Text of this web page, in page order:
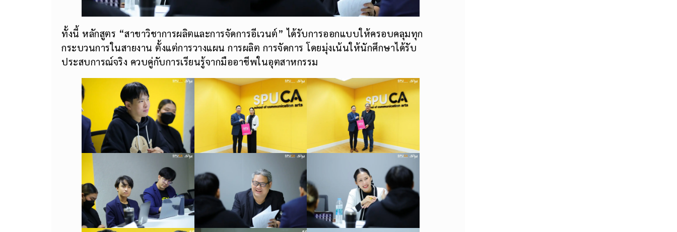
ทั้งนี้ หลักสูตร “สาขาวิชาการผลิตและการจัดการอีเวนต์” ได้รับการออกแบบให้ครอบคลุมทุก
กระบวนการในสายงาน ตั้งแต่การวางแผน การผลิต การจัดการ โดยมุ่งเน้นให้นักศึกษาได้รับ
ประสบการณ์จริง ควบคู่กับการเรียนรู้จากมืออาชีพในอุตสาหกรรม